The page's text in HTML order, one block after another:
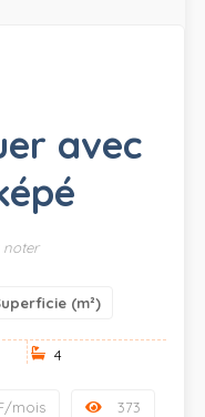
avec
noter
(m²)
4
373
mois